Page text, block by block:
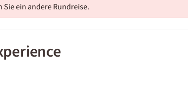
ein andere Rundreise.